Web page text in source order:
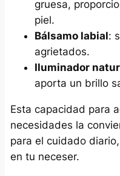
gruesa,
piel.​
Bálsamo labial:
agrietados.​
Iluminador
aporta un brillo
Esta capacidad para
necesidades la
para el cuidado
en tu neceser.